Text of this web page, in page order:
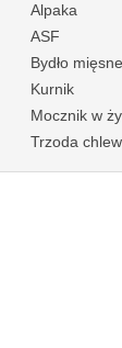
Alpaka
ASF
Bydło mięsne
Kurnik
Mocznik w
Trzoda